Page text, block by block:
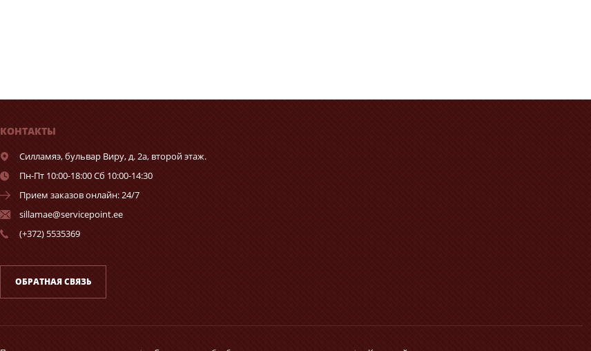
КОНТАКТЫ
Силламяэ,бульвар Виру, д. 2а, второй этаж.
Пн-Пт 10:00-18:00 Сб 10:00-14:30
Прием заказов онлайн: 24/7
sillamae@servicepoint.ee
(+372) 5535369
ОБРАТНАЯ СВЯЗЬ